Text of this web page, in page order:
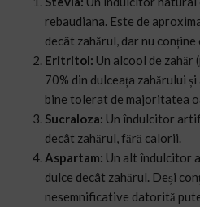
rebaudiana. Este de
decât zahărul, dar nu
Eritritol: Un alcool de
70% din dulceața zahărului
bine tolerat de majoritatea
Sucraloza: Un îndulcitor
decât zahărul, fără calorii.
Aspartam: Un alt îndulcitor
dulce decât zahărul. Deși
nesemnificative datorită